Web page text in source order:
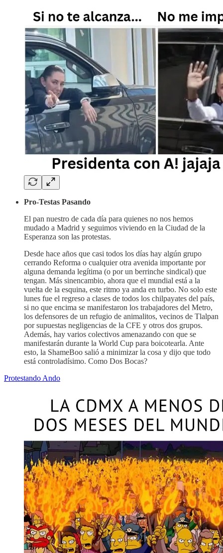
Pro-Testas Pasando
El pan nuestro de cada día para quienes no nos hemos
mudado a Madrid y seguimos viviendo en la Ciudad de la
Esperanza son las protestas.
Desde hace años que casi todos los días hay algún grupo
cerrando Reforma o cualquier otra avenida importante por
alguna demanda legítima (o por un berrinche sindical) que
tengan. Más sinencambio, ahora que el mundial está a la
vuelta de la esquina, este ritmo ya anda en turbo. No solo este
lunes fue el regreso a clases de todos los chilpayates del país,
si no que encima se manifestaron los trabajadores del Metro,
los defensores de un refugio de animalitos, vecinos de Tlalpan
por supuestas negligencias de la CFE y otros dos grupos.
Además, hay varios colectivos amenazando con que se
manifestarán durante la World Cup para boicotearla. Ante
esto, la ShameBoo salió a minimizar la cosa y dijo que todo
está controladísimo. Como Dos Bocas?
Protestando Ando